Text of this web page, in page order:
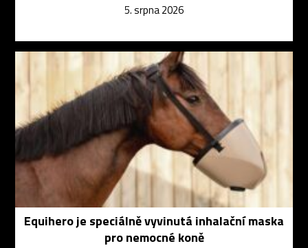
5. srpna 2026
Equihero je speciálně vyvinutá inhalační maska
pro nemocné koně